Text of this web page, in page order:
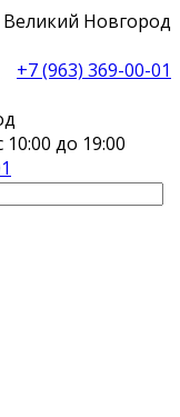
Великий Новгород
+7 (963) 369-00-01
до 19:00